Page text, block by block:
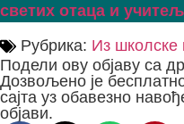
светих отаца и
Рубрика: Из школске
Подели ову објаву са
Дозвољено је
сајта уз обавезно
објави.